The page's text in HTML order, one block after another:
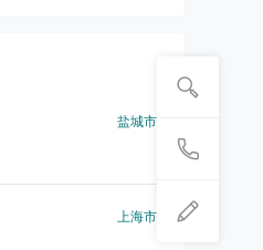
盐城市
上海市